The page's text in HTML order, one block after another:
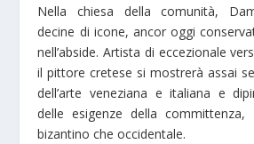
Nella chiesa della comunità,
decine di icone, ancor oggi
nell’abside. Artista di eccezionale
il pittore cretese si mostrerà assai
dell’arte veneziana e italiana e
delle esigenze della
bizantino che occidentale.